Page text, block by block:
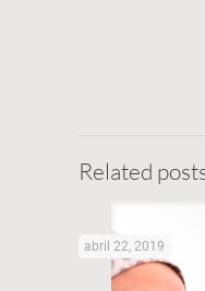
Related
abril 22, 2019